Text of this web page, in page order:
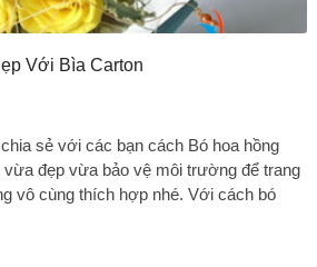
Với Bìa Carton
sẻ với các bạn cách Bó hoa hồng
đẹp vừa bảo vệ môi trường để trang
vô cùng thích hợp nhé. Với cách bó